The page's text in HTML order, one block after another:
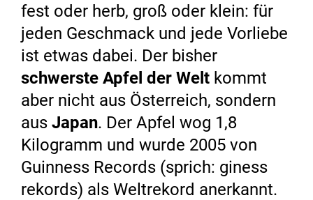
fest oder herb, groß oder klein: für
jeden Geschmack und jede Vorliebe
ist etwas dabei. Der bisher
schwerste Apfel der Welt kommt
aber nicht aus Österreich, sondern
aus Japan. Der Apfel wog 1,8
Kilogramm und wurde 2005 von
Guinness Records (sprich: giness
rekords) als Weltrekord anerkannt.